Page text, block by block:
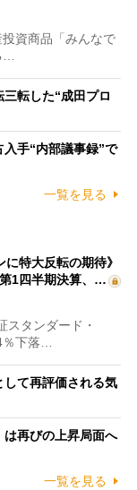
資商品「みんなで
三転した“成田プロ
入手“内部議事録”で
一覧を見る
に特大反転の期待》
1四半期決算、…
タンダード・
下落…
て再評価される気
再びの上昇局面へ
一覧を見る